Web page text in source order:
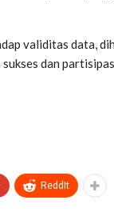
validitas data,
dan
ReddIt